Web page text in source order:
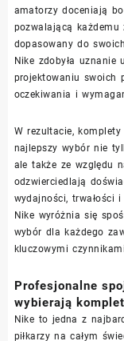
amatorzy doceniają
pozwalającą każdemu
dopasowany do
Nike zdobyła uznanie
projektowaniu swoich
oczekiwania i
W rezultacie,
najlepszy wybór nie
ale także ze względu
odzwierciedlają
wydajności, trwałości
Nike wyróżnia się
wybór dla każdego
kluczowymi
Profesjonalne
wybierają
Nike to jedna z
piłkarzy na całym